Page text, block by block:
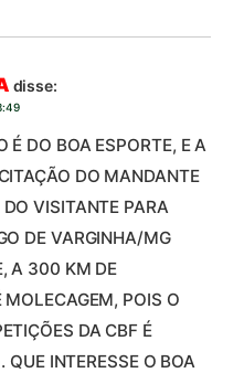
disse:
É DO BOA ESPORTE, E A
DO MANDANTE
VISITANTE PARA
DE VARGINHA/MG
A 300 KM DE
MOLECAGEM, POIS O
DA CBF É
INTERESSE O BOA